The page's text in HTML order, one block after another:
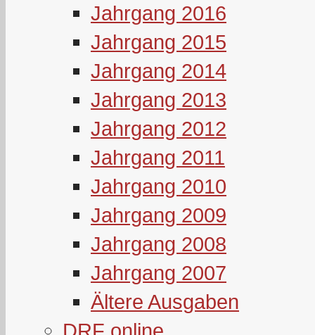
Jahrgang 2016
Jahrgang 2015
Jahrgang 2014
Jahrgang 2013
Jahrgang 2012
Jahrgang 2011
Jahrgang 2010
Jahrgang 2009
Jahrgang 2008
Jahrgang 2007
Ältere Ausgaben